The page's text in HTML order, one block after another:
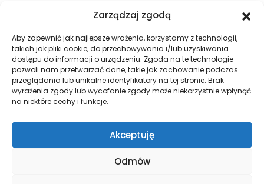
Zarządzaj zgodą
Aby zapewnić jak najlepsze wrażenia, korzystamy z technologii,
takich jak pliki cookie, do przechowywania i/lub uzyskiwania
dostępu do informacji o urządzeniu. Zgoda na te technologie
pozwoli nam przetwarzać dane, takie jak zachowanie podczas
przeglądania lub unikalne identyfikatory na tej stronie. Brak
wyrażenia zgody lub wycofanie zgody może niekorzystnie wpłynąć
na niektóre cechy i funkcje.
Akceptuję
Odmów
14 dni na zwrot
Program partnerski
Zasubskrybuj nasz Newsletter
Zapisz Się
© HND Electric. 2025 - Wszelkie prawa zastrzeżone